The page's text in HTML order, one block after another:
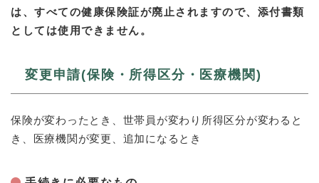
は、すべての健康保険証が廃止されますので、添付書類
としては使用できません。
変更申請(保険・所得区分・医療機関)
保険が変わったとき、世帯員が変わり所得区分が変わると
き、医療機関が変更、追加になるとき